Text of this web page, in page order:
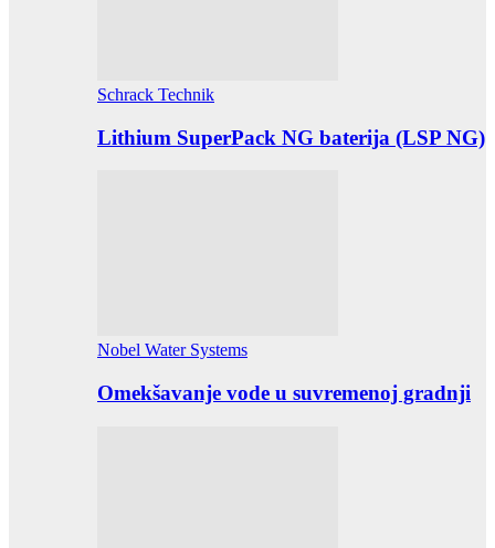
Schrack Technik
Lithium SuperPack NG baterija (LSP NG)
Nobel Water Systems
Omekšavanje vode u suvremenoj gradnji